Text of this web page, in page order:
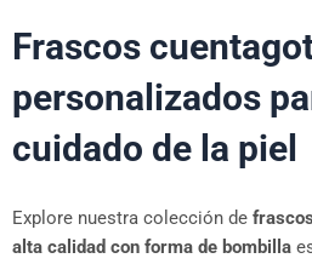
Frascos
personalizados
cuidado de la piel
Explore nuestra colección de
alta calidad con forma de bombilla